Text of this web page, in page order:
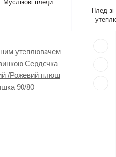
Муслінові пледи
Плед зі